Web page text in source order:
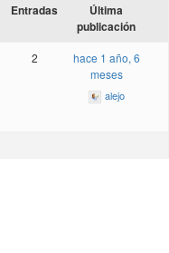
Entradas
Última
publicación
2
hace 1 año, 6
meses
alejo